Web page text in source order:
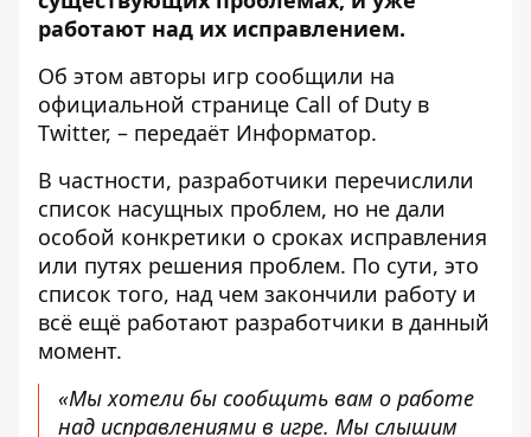
работают над их исправлением.
Об этом авторы игр сообщили на
официальной странице Call of Duty в
Twitter, – передаёт Информатор.
В частности, разработчики перечислили
список насущных проблем, но не дали
особой конкретики о сроках исправления
или путях решения проблем. По сути, это
список того, над чем закончили работу и
всё ещё работают разработчики в данный
момент.
«Мы хотели бы сообщить вам о работе
над исправлениями в игре. Мы слышим